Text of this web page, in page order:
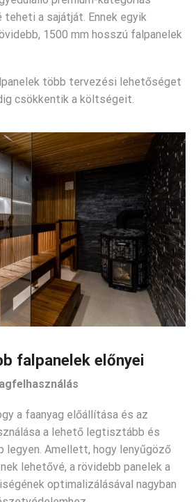
teheti a sajátját. Ennek egyik
1500 mm hosszú falpanelek
több tervezési lehetőséget
csökkentik a költségeit.
falpanelek előnyei
a faanyag előállítása és az
a lehető legtisztább és
legyen. Amellett, hogy lenyűgöző
lehetővé, a rövidebb panelek a
optimalizálásával nagyban